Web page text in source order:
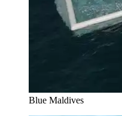
Blue Maldives